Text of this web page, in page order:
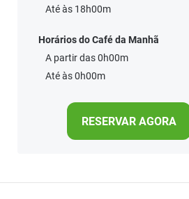
Até às 18h00m
Horários do Café da Manhã
A partir das 0h00m
Até às 0h00m
RESERVAR AGORA